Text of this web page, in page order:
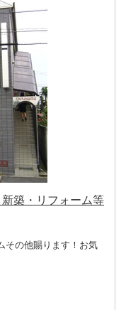
築・リフォーム等
その他賜ります！お気